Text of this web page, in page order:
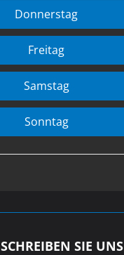
Donnerstag
Freitag
Samstag
Sonntag
SCHREIBEN SIE UNS